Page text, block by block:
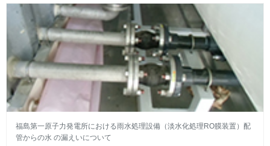
福島第一原子力発電所における雨水処理設備（淡水化処理RO膜装置）配
管からの水 の漏えいについて